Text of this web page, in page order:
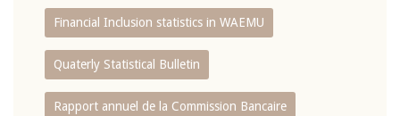
Financial Inclusion statistics in WAEMU
Quaterly Statistical Bulletin
Rapport annuel de la Commission Bancaire